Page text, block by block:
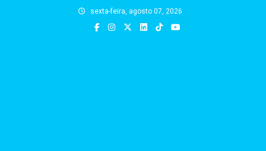
sexta-feira, agosto 07, 2026